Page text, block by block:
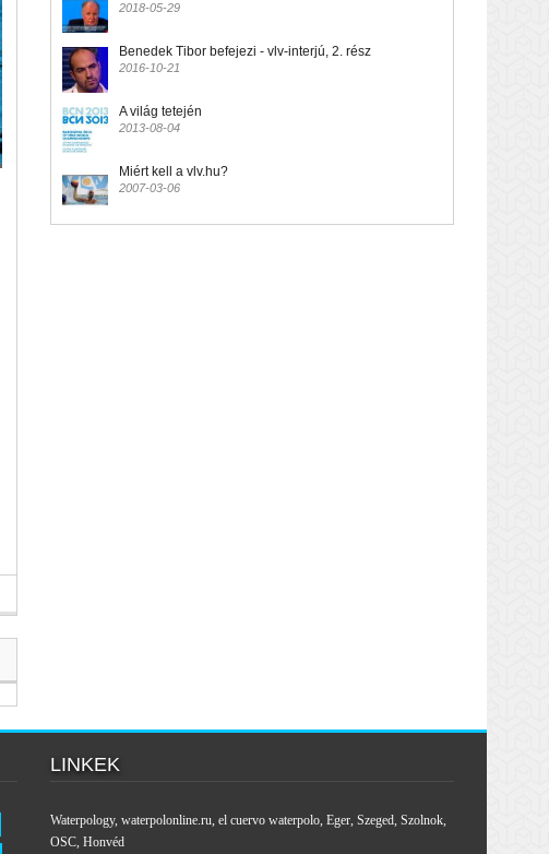
2018-05-29
Benedek Tibor befejezi - vlv-interjú, 2. rész
2016-10-21
A világ tetején
2013-08-04
Miért kell a vlv.hu?
2007-03-06
LINKEK
Waterpology, waterpolonline.ru, el cuervo waterpolo, Eger, Szeged, Szolnok,
OSC, Honvéd